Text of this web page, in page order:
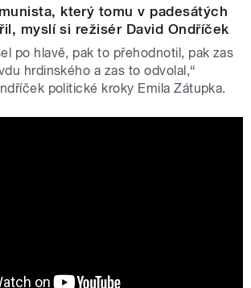
který tomu v padesátých
myslí si režisér David Ondříček
po hlavě, pak to přehodnotil, pak zas
hrdinského a zas to odvolal,“
politické kroky Emila Zátupka.